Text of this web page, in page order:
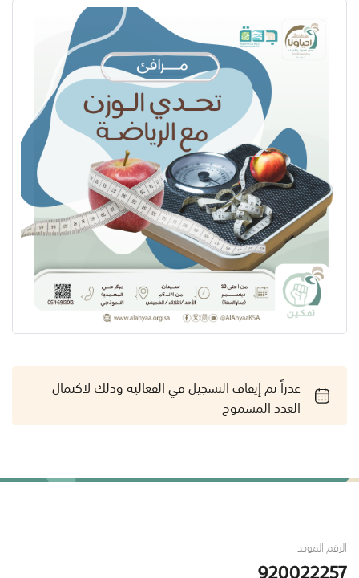
عذراً تم إيقاف التسجيل في الفعالية وذلك لاكتمال
العدد المسموح
الرقم الموحد
920022257